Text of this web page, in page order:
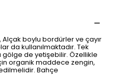
, Alçak boylu bordürler ve çayır
da kullanılmaktadır. Tek
gölge de yetişebilir. Özellikle
organik maddece zengin,
Bahçe